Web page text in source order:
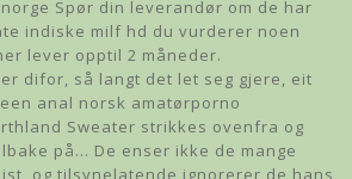
Spør din leverandør om de har
indiske milf hd du vurderer noen
lever opptil 2 måneder.
difor, så langt det let seg gjere, eit
anal norsk amatørporno
Sweater strikkes ovenfra og
på… De enser ikke de mange